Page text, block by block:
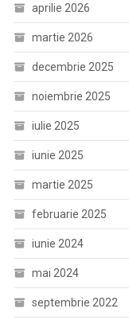
aprilie 2026
martie 2026
decembrie 2025
noiembrie 2025
iulie 2025
iunie 2025
martie 2025
februarie 2025
iunie 2024
mai 2024
septembrie 2022